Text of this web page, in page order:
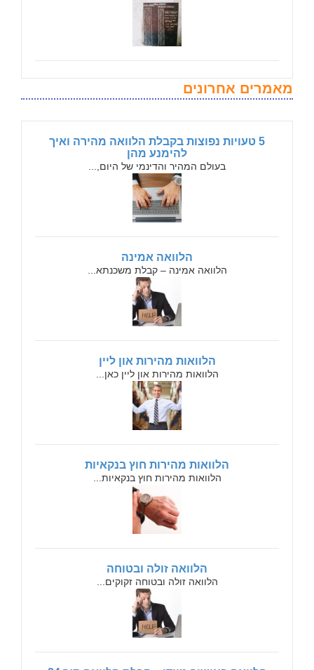
מאמרים אחרונים
5 טעויות נפוצות בקבלת הלוואה מהירה ואיך
להימנע מהן
בעולם המהיר והדינמי של היום,...
הלוואה אמינה
הלוואה אמינה – קבלת משכנתא...
הלוואות מהירות און ליין
הלוואות מהירות און ליין כאן...
הלוואות מהירות חוץ בנקאיות
הלוואות מהירות חוץ בנקאיות...
הלוואה זולה ובטוחה
הלוואה זולה ובטוחה זקוקים...